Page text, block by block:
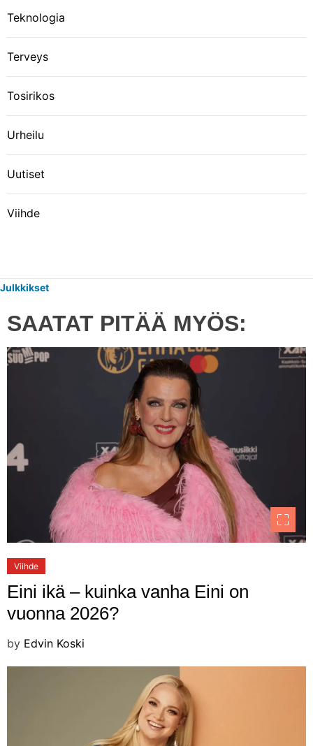
Teknologia
Terveys
Tosirikos
Urheilu
Uutiset
Viihde
Julkkikset
SAATAT PITÄÄ MYÖS:
Viihde
Eini ikä – kuinka vanha Eini on
vuonna 2026?
by Edvin Koski